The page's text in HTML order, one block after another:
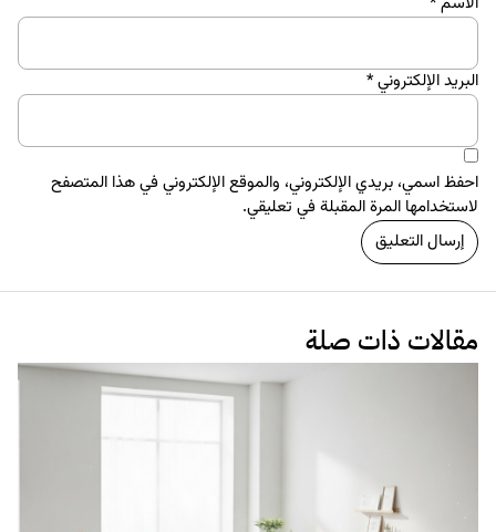
البريد الإلكتروني*
احفظ اسمي، بريدي الإلكتروني، والموقع الإلكتروني في هذا المتصفح
لاستخدامها المرة المقبلة في تعليقي.
مقالات ذات صلة